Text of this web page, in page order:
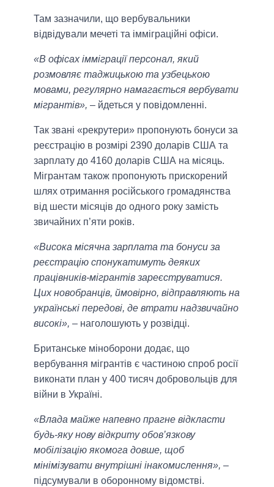
Там зазначили, що вербувальники
відвідували мечеті та імміграційні офіси.
«В офісах імміграції персонал, який
розмовляє таджицькою та узбецькою
мовами, регулярно намагається вербувати
мігрантів», – йдеться у повідомленні.
Так звані «рекрутери» пропонують бонуси за
реєстрацію в розмірі 2390 доларів США та
зарплату до 4160 доларів США на місяць.
Мігрантам також пропонують прискорений
шлях отримання російського громадянства
від шести місяців до одного року замість
звичайних п’яти років.
«Висока місячна зарплата та бонуси за
реєстрацію спонукатимуть деяких
працівників-мігрантів зареєструватися.
Цих новобранців, ймовірно, відправляють на
українські передові, де втрати надзвичайно
високі», – наголошують у розвідці.
Британське міноборони додає, що
вербування мігрантів є частиною спроб росії
виконати план у 400 тисяч добровольців для
війни в Україні.
«Влада майже напевно прагне відкласти
будь-яку нову відкриту обов’язкову
мобілізацію якомога довше, щоб
мінімізувати внутрішні інакомислення», –
підсумували в оборонному відомстві.